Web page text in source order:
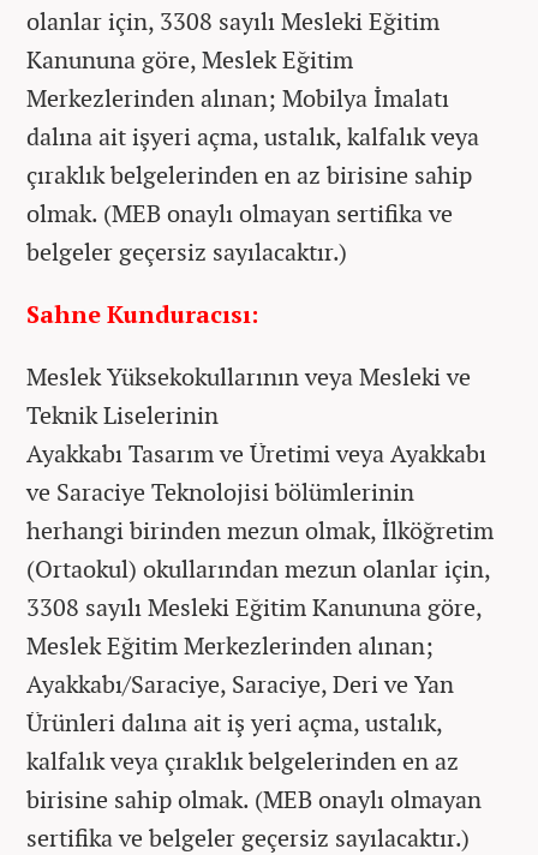
olanlar için, 3308 sayılı Mesleki Eğitim
Kanununa göre, Meslek Eğitim
Merkezlerinden alınan; Mobilya İmalatı
dalına ait işyeri açma, ustalık, kalfalık veya
çıraklık belgelerinden en az birisine sahip
olmak. (MEB onaylı olmayan sertifika ve
belgeler geçersiz sayılacaktır.)
Sahne Kunduracısı:
Meslek Yüksekokullarının veya Mesleki ve
Teknik Liselerinin
Ayakkabı Tasarım ve Üretimi veya Ayakkabı
ve Saraciye Teknolojisi bölümlerinin
herhangi birinden mezun olmak, İlköğretim
(Ortaokul) okullarından mezun olanlar için,
3308 sayılı Mesleki Eğitim Kanununa göre,
Meslek Eğitim Merkezlerinden alınan;
Ayakkabı/Saraciye, Saraciye, Deri ve Yan
Ürünleri dalına ait iş yeri açma, ustalık,
kalfalık veya çıraklık belgelerinden en az
birisine sahip olmak. (MEB onaylı olmayan
sertifika ve belgeler geçersiz sayılacaktır.)